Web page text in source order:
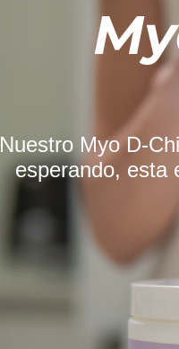
Nuestro Myo D-
esperando, esta